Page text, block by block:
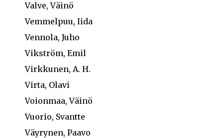
Valve, Väinö
Vemmelpuu, Iida
Vennola, Juho
Vikström, Emil
Virkkunen, A. H.
Virta, Olavi
Voionmaa, Väinö
Vuorio, Svantte
Väyrynen, Paavo